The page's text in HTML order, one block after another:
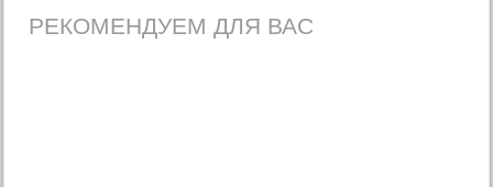
РЕКОМЕНДУЕМ ДЛЯ ВАС